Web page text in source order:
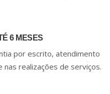
6 MESES
por escrito, atendimento
nas realizações de serviços.